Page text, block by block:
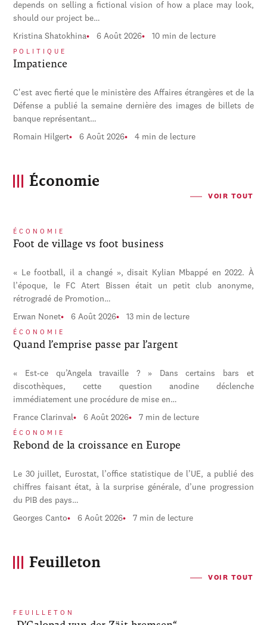
depends on selling a fictional vision of how a place may look,
should our project be…
Kristina Shatokhina 6 Août 2026 10 min de lecture
POLITIQUE
Impatience
C'est avec fierté que le ministère des Affaires étrangères et de la
Défense a publié la semaine dernière des images de billets de
banque représentant…
Romain Hilgert 6 Août 2026 4 min de lecture
Économie
VOIR TOUT
ÉCONOMIE
Foot de village vs foot business
« Le football, il a changé », disait Kylian Mbappé en 2022. À
l’époque, le FC Atert Bissen était un petit club anonyme,
rétrogradé de Promotion…
Erwan Nonet 6 Août 2026 13 min de lecture
ÉCONOMIE
Quand l’emprise passe par l’argent
« Est-ce qu’Angela travaille ? » Dans certains bars et
discothèques, cette question anodine déclenche
immédiatement une procédure de mise en…
France Clarinval 6 Août 2026 7 min de lecture
ÉCONOMIE
Rebond de la croissance en Europe
Le 30 juillet, Eurostat, l’office statistique de l’UE, a publié des
chiffres faisant état, à la surprise générale, d’une progression
du PIB des pays…
Georges Canto 6 Août 2026 7 min de lecture
Feuilleton
VOIR TOUT
FEUILLETON